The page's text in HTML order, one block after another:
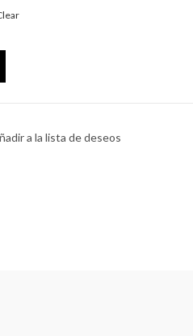
a la lista de deseos